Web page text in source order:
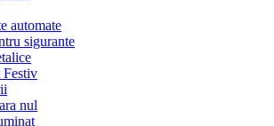
automate
sigurante
nul